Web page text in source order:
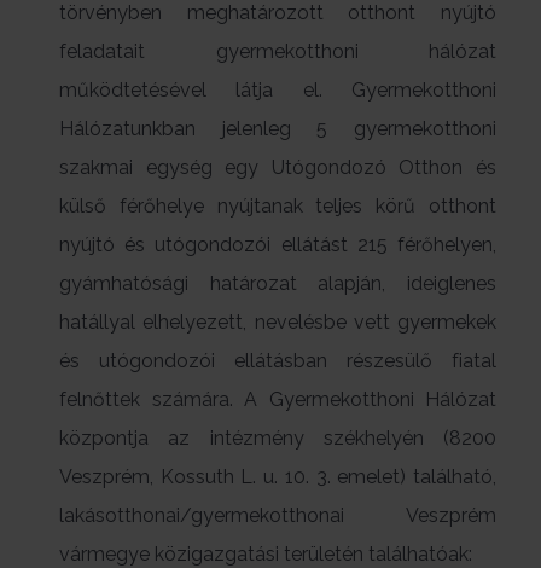
törvényben meghatározott otthont nyújtó
feladatait gyermekotthoni hálózat
működtetésével látja el. Gyermekotthoni
Hálózatunkban jelenleg 5 gyermekotthoni
szakmai egység egy Utógondozó Otthon és
külső férőhelye nyújtanak teljes körű otthont
nyújtó és utógondozói ellátást 215 férőhelyen,
gyámhatósági határozat alapján, ideiglenes
hatállyal elhelyezett, nevelésbe vett gyermekek
és utógondozói ellátásban részesülő fiatal
felnőttek számára. A Gyermekotthoni Hálózat
központja az intézmény székhelyén (8200
Veszprém, Kossuth L. u. 10. 3. emelet) található,
lakásotthonai/gyermekotthonai Veszprém
vármegye közigazgatási területén találhatóak: